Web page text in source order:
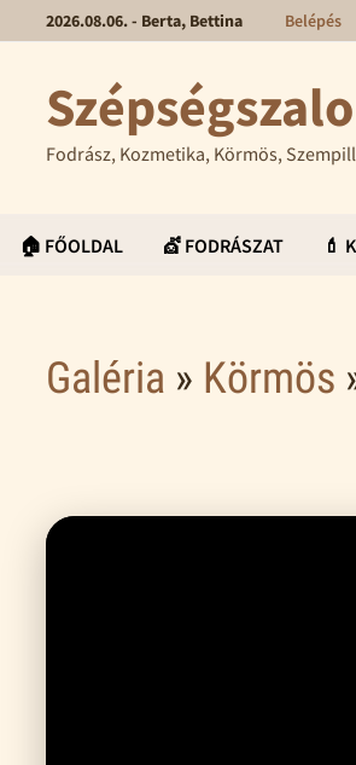
2026.08.06. - Berta, Bettina Belépés
Fodrász, Kozmetika, Körmös,
🏠 FŐOLDAL 💇 FODRÁSZAT 💄
Galéria » Körmös